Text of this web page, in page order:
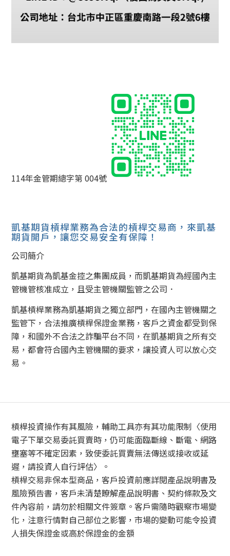
114年金管期總字第 004號
凱基期貨槓桿業務為合法的槓桿交易商，來凱基
期貨開戶，讓您交易安全有保障！
公司簡介
凱基期貨為凱基金控之集團成員，而凱基期貨為經國內主
管機管核准成立，且受主管機關監管之公司．
凱基槓桿業務為凱基期貨之獨立部門，在國內主管機關之
監管下，合法推廣槓桿保證金業務，客戶之資金都受到保
障，和國外不合法之詐騙平台不同，在凱基期貨之所有交
易，都會符合國內主管機關的要求，讓投資人可以放心交
易。
槓桿投資操作有其風險，輔助工具亦有其功能限制〈使用
電子下單交易委託買賣時，仍可能面臨斷線、斷電、網路
壅塞等不確定因素，致使委託買賣無法傳送或接收或延
遲，請投資人自行評估〉。
槓桿交易非保本型商品，客戶投資前應詳閱產品說明書及
風險預告書，客戶未清楚瞭解產品說明書、契約條款及文
件內容前，請勿於相關文件簽章。客戶需隨時觀察市場變
化，注意行情對自己部位之影響，市場的變動可能令投資
人損失保證金或高於保證金的金額